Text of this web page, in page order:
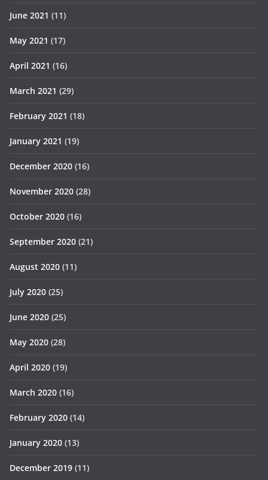
June 2021 (11)
May 2021 (17)
April 2021 (16)
March 2021 (29)
February 2021 (18)
January 2021 (19)
December 2020 (16)
November 2020 (28)
October 2020 (16)
September 2020 (21)
August 2020 (11)
July 2020 (25)
June 2020 (25)
May 2020 (28)
April 2020 (19)
March 2020 (16)
February 2020 (14)
January 2020 (13)
December 2019 (11)